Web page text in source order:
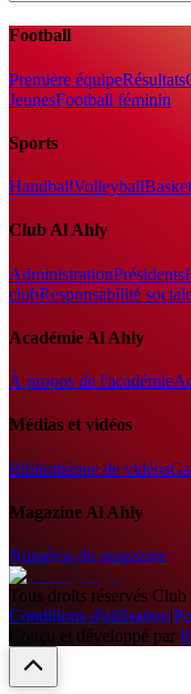
Football
Première équipeRésultats
JeunesFootball féminin
Sports
HandballVolleyball
Club Al Ahly
AdministrationPrésidents
clubResponsabilité
Académie Al Ahly
À propos de l'académie
Médias et vidéos
Bibliothèque de vidéos
Magazine Al Ahly
Numéros du magazine
Tous droits réservés
Conditions d'utilisation|
Conçu et développé par